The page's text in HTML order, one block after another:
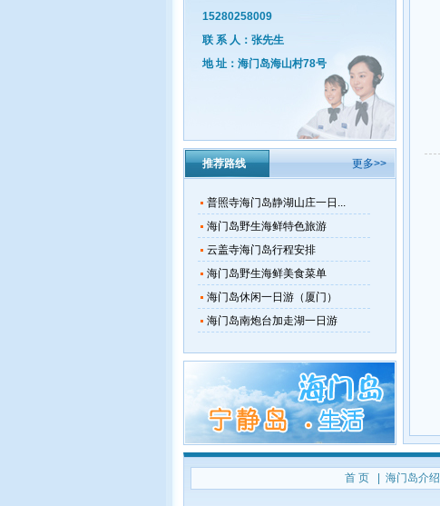
15280258009
联 系 人：张先生
地 址：海门岛海山村78号
更多>>
推荐路线
普照寺海门岛静湖山庄一日...
海门岛野生海鲜特色旅游
云盖寺海门岛行程安排
海门岛野生海鲜美食菜单
海门岛休闲一日游（厦门）
海门岛南炮台加走湖一日游
首 页| 海门岛介绍